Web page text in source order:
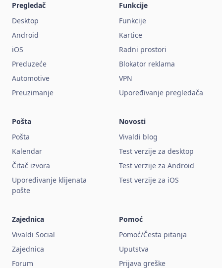
Pregledač
Desktop
Android
iOS
Preduzeće
Automotive
Preuzimanje
Funkcije
Funkcije
Kartice
Radni prostori
Blokator reklama
VPN
Upoređivanje pregledača
Pošta
Pošta
Kalendar
Čitač izvora
Upoređivanje klijenata
pošte
Novosti
Vivaldi blog
Test verzije za desktop
Test verzije za Android
Test verzije za iOS
Zajednica
Vivaldi Social
Zajednica
Forum
Pomoć
Pomoć/Česta pitanja
Uputstva
Prijava greške